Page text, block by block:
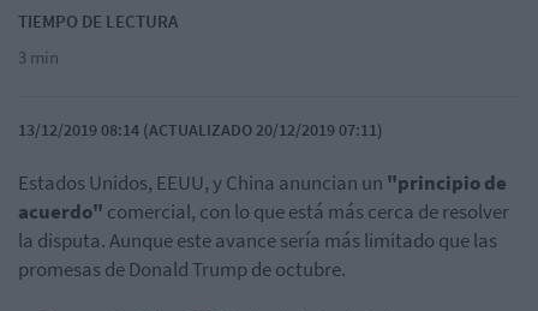
TIEMPO DE LECTURA
3 min
13/12/2019 08:14 (ACTUALIZADO 20/12/2019 07:11)
Estados Unidos, EEUU, y China anuncian un "principio de
acuerdo" comercial, con lo que está más cerca de resolver
la disputa. Aunque este avance sería más limitado que las
promesas de Donald Trump de octubre.